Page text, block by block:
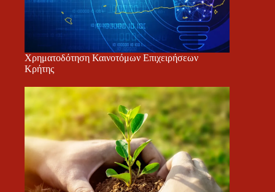
Χρηματοδότηση Καινοτόμων Επιχειρήσεων
Κρήτης